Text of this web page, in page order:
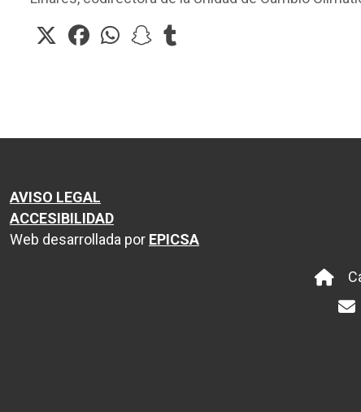
AVISO LEGAL
ACCESIBILIDAD
Web desarrollada por EPICSA